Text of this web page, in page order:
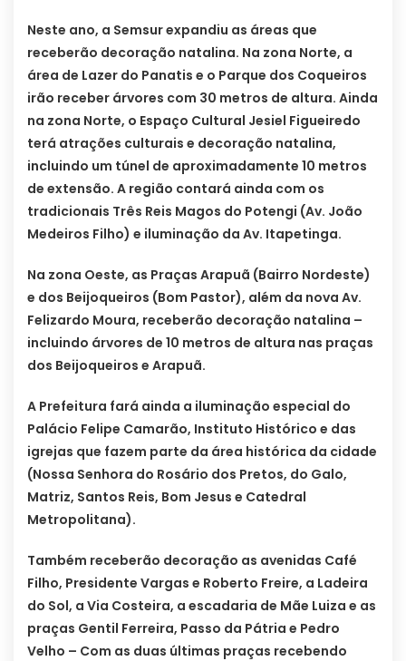
Neste ano, a Semsur expandiu as áreas que
receberão decoração natalina. Na zona Norte, a
área de Lazer do Panatis e o Parque dos Coqueiros
irão receber árvores com 30 metros de altura. Ainda
na zona Norte, o Espaço Cultural Jesiel Figueiredo
terá atrações culturais e decoração natalina,
incluindo um túnel de aproximadamente 10 metros
de extensão. A região contará ainda com os
tradicionais Três Reis Magos do Potengi (Av. João
Medeiros Filho) e iluminação da Av. Itapetinga.
Na zona Oeste, as Praças Arapuã (Bairro Nordeste)
e dos Beijoqueiros (Bom Pastor), além da nova Av.
Felizardo Moura, receberão decoração natalina –
incluindo árvores de 10 metros de altura nas praças
dos Beijoqueiros e Arapuã.
A Prefeitura fará ainda a iluminação especial do
Palácio Felipe Camarão, Instituto Histórico e das
igrejas que fazem parte da área histórica da cidade
(Nossa Senhora do Rosário dos Pretos, do Galo,
Matriz, Santos Reis, Bom Jesus e Catedral
Metropolitana).
Também receberão decoração as avenidas Café
Filho, Presidente Vargas e Roberto Freire, a Ladeira
do Sol, a Via Costeira, a escadaria de Mãe Luiza e as
praças Gentil Ferreira, Passo da Pátria e Pedro
Velho – Com as duas últimas praças recebendo